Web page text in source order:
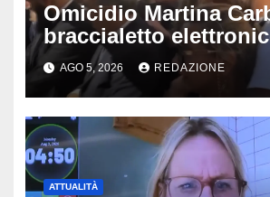
Omicidio Martina
braccialetto
genitori della
potranno avvicinarsi
famiglia di Alessio
AGO 5, 2026 REDAZIONE
ATTUALITÀ